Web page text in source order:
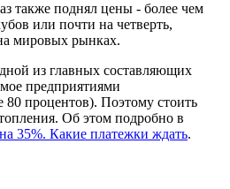
также поднял цены - более чем
или почти на четверть,
мировых рынках.
из главных составляющих
предприятиями
80 процентов). Поэтому стоить
Об этом подробно в
35%. Какие платежки ждать.